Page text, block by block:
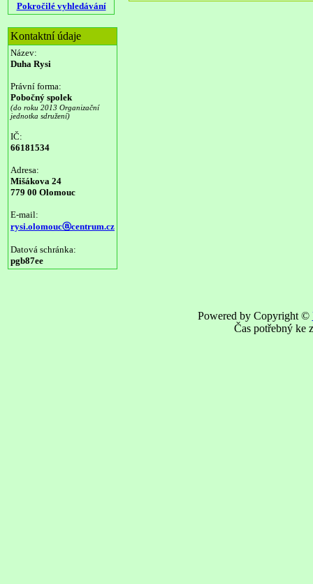
Pokročilé vyhledávání
Kontaktní údaje
Název:
Duha Rysi
Právní forma:
Pobočný spolek
(do roku 2013 Organizační
jednotka sdružení)
IČ:
66181534
Adresa:
Mišákova 24
779 00 Olomouc
E-mail:
rysi.olomoucⓐcentrum.cz
Datová schránka:
pgb87ee
Powered by Copyright ©
Čas potřebný ke